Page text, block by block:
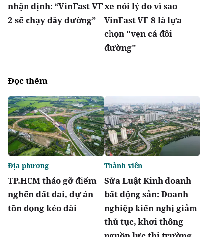
nhận định: “VinFast VF
2 sẽ chạy đầy đường”
xe nói lý do vì sao
VinFast VF 8 là lựa
chọn "vẹn cả đôi
đường"
Đọc thêm
TP.HCM tháo gỡ điểm
nghẽn đất đai, dự án
tồn đọng kéo dài
Địa phương
Sửa Luật Kinh doanh
bất động sản: Doanh
nghiệp kiến nghị giảm
thủ tục, khơi thông
Thành viên